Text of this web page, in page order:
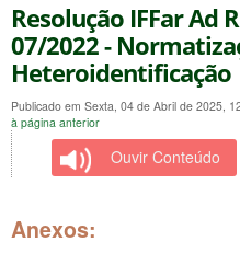
Resolução IFFar Ad
07/2022 -
Heteroidentificação
Publicado em Sexta, 04 de Abril de 2025,
à página anterior
Ouvir Conteúdo
Anexos: